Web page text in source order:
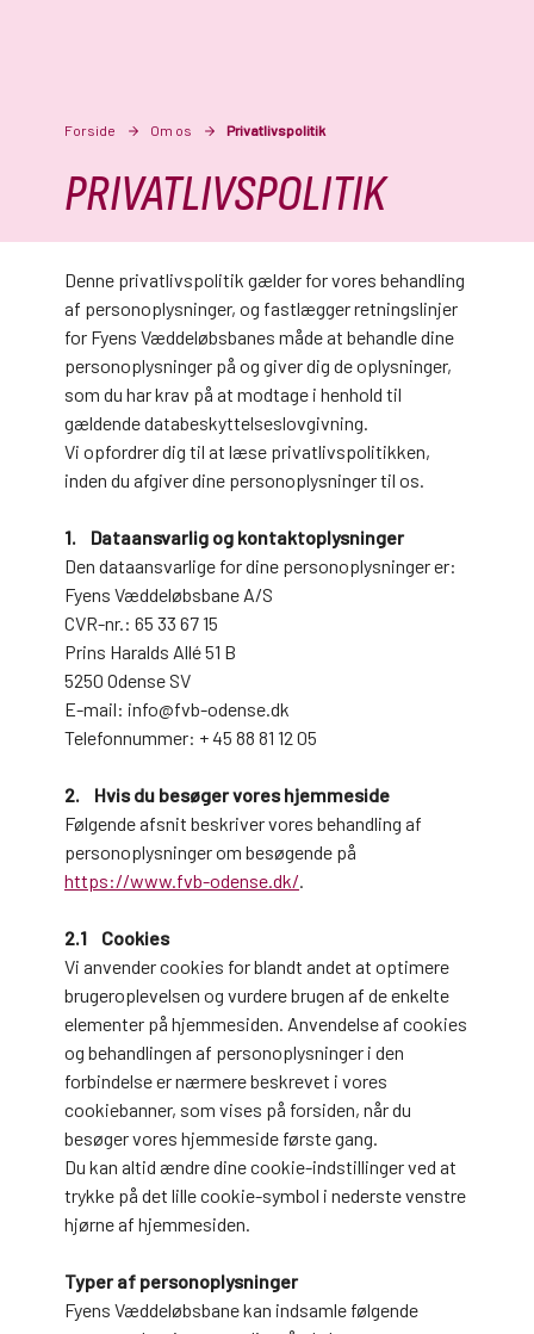
Forside Om os Privatlivspolitik
PRIVATLIVSPOLITIK
Denne privatlivspolitik gælder for vores behandling
af personoplysninger, og fastlægger retningslinjer
for Fyens Væddeløbsbanes måde at behandle dine
personoplysninger på og giver dig de oplysninger,
som du har krav på at modtage i henhold til
gældende databeskyttelseslovgivning.
Vi opfordrer dig til at læse privatlivspolitikken,
inden du afgiver dine personoplysninger til os.
1. Dataansvarlig og kontaktoplysninger
Den dataansvarlige for dine personoplysninger er:
Fyens Væddeløbsbane A/S
CVR-nr.: 65 33 67 15
Prins Haralds Allé 51 B
5250 Odense SV
E-mail: info@fvb-odense.dk
Telefonnummer: + 45 88 81 12 05
2. Hvis du besøger vores hjemmeside
Følgende afsnit beskriver vores behandling af
personoplysninger om besøgende på
https://www.fvb-odense.dk/.
2.1 Cookies
Vi anvender cookies for blandt andet at optimere
brugeroplevelsen og vurdere brugen af de enkelte
elementer på hjemmesiden. Anvendelse af cookies
og behandlingen af personoplysninger i den
forbindelse er nærmere beskrevet i vores
cookiebanner, som vises på forsiden, når du
besøger vores hjemmeside første gang.
Du kan altid ændre dine cookie-indstillinger ved at
trykke på det lille cookie-symbol i nederste venstre
hjørne af hjemmesiden.
Typer af personoplysninger
Fyens Væddeløbsbane kan indsamle følgende